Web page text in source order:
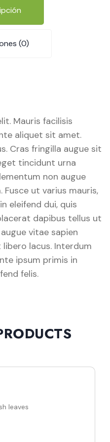
(0)
Mauris facilisis
aliquet sit amet.
Cras fringilla augue sit
tincidunt urna
non augue
Fusce ut varius mauris,
eleifend dui, quis
dapibus tellus ut
vitae sapien
lacus. Interdum
ipsum primis in
felis.